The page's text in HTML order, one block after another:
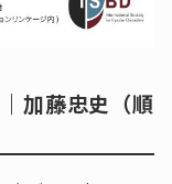
加藤忠史（順